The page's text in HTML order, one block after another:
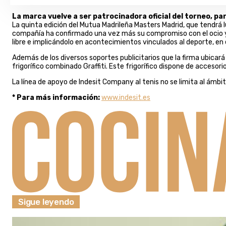
La marca vuelve a ser patrocinadora oficial del torneo,
La quinta edición del Mutua Madrileña Masters Madrid, que
compañía ha confirmado una vez más su compromiso con el
libre e implicándolo en acontecimientos vinculados al deporte,
Además de los diversos soportes publicitarios que la firma
frigorífico combinado Graffiti. Este frigorífico dispone de
La línea de apoyo de Indesit Company al tenis no se limita al
* Para más información:www.indesit.es
Sigue leyendo